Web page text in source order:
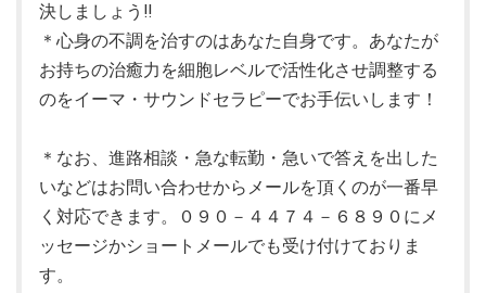
決しましょう‼
＊心身の不調を治すのはあなた自身です。あなたが
お持ちの治癒力を細胞レベルで活性化させ調整する
のをイーマ・サウンドセラピーでお手伝いします！
＊なお、進路相談・急な転勤・急いで答えを出した
いなどはお問い合わせからメールを頂くのが一番早
く対応できます。０９０－４４７４－６８９０にメ
ッセージかショートメールでも受け付けておりま
す。